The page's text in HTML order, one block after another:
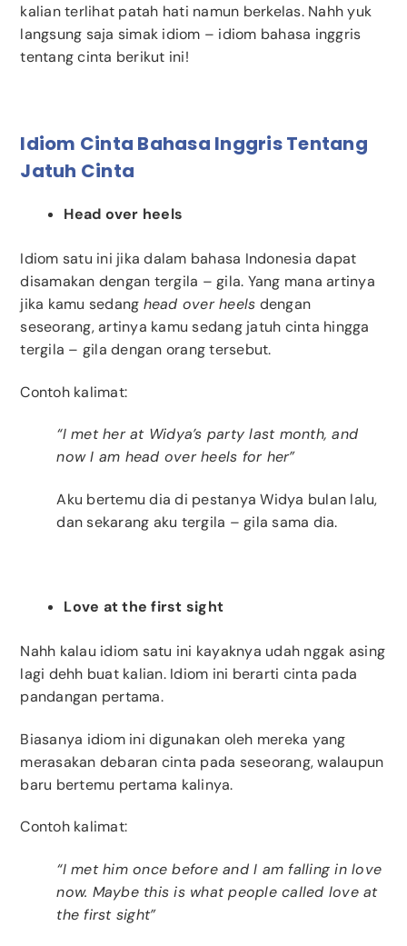
kalian terlihat patah hati namun berkelas. Nahh yuk
langsung saja simak idiom – idiom bahasa inggris
tentang cinta berikut ini!
Idiom Cinta Bahasa Inggris Tentang
Jatuh Cinta
Head over heels
Idiom satu ini jika dalam bahasa Indonesia dapat
disamakan dengan tergila – gila. Yang mana artinya
jika kamu sedang head over heels dengan
seseorang, artinya kamu sedang jatuh cinta hingga
tergila – gila dengan orang tersebut.
Contoh kalimat:
“I met her at Widya’s party last month, and
now I am head over heels for her”
Aku bertemu dia di pestanya Widya bulan lalu,
dan sekarang aku tergila – gila sama dia.
Love at the first sight
Nahh kalau idiom satu ini kayaknya udah nggak asing
lagi dehh buat kalian. Idiom ini berarti cinta pada
pandangan pertama.
Biasanya idiom ini digunakan oleh mereka yang
merasakan debaran cinta pada seseorang, walaupun
baru bertemu pertama kalinya.
Contoh kalimat:
“I met him once before and I am falling in love
now. Maybe this is what people called love at
the first sight”